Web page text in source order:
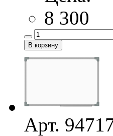
8 300
Арт.